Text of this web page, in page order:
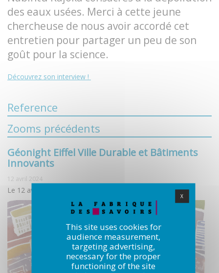
des eaux usées. Merci à cette jeune
chercheuse de nous avoir accordé cet
entretien pour partager un peu de son
goût pour la science.
Découvrez son interview !
Reference
Zooms précédents
Géonight Eiffel Ville Durable et Bâtiments
Innovants
12 avril 2024
Le 12 avril 2024
X
This site uses cookies for
audience measurement,
targeting advertising,
necessary for the proper
functioning of the site